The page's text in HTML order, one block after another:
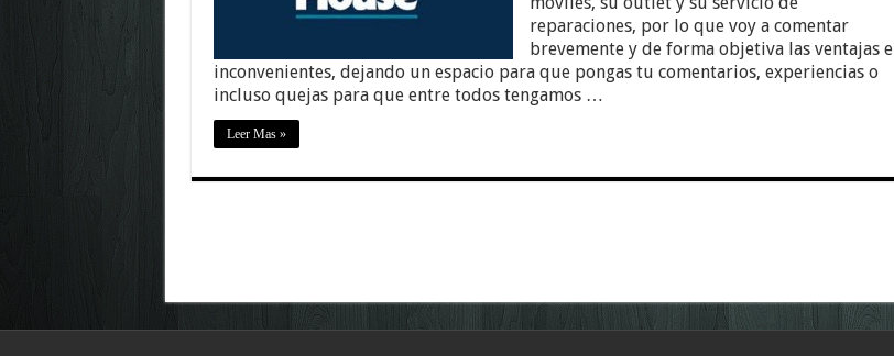
reparaciones, por lo que voy a comentar
brevemente y de forma objetiva las ventajas e
inconvenientes, dejando un espacio para que pongas tu comentarios, experiencias o
incluso quejas para que entre todos tengamos …
Leer Mas »